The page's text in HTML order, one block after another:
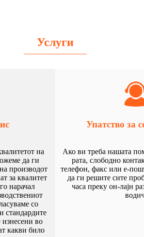
Услуги
на
да ги
производот
за квалитет
нарачал
со
стандардите
изнесени во
какви било
Упатство за
Ако ви треба нашата
рата, слободно
телефон, факс или е-
да ги решите сите
часа преку он-лајн